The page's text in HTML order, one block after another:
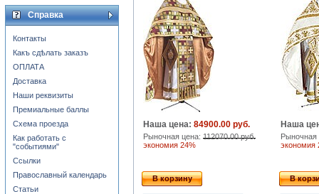
Наша цена: 84900.00 руб.
Рыночная цена: 112070.00 руб.
экономия 24%
Наша
экономия
В корзину В
Справка
Контакты
Какъ сдѣлать заказъ
ОПЛАТА
Доставка
Наши реквизиты
Премиальные баллы
Схема проезда
Как работать с
"событиями"
Ссылки
Православный календарь
Статьи